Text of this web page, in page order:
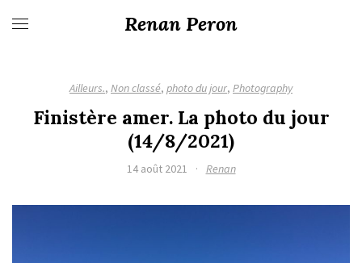
Renan Peron
Ailleurs., Non classé, photo du jour, Photography
Finistère amer. La photo du jour
(14/8/2021)
14 août 2021 · Renan